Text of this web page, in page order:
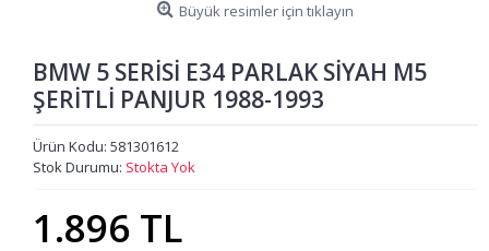
Büyük resimler için tıklayın
BMW 5 SERİSİ E34 PARLAK SİYAH M5
ŞERİTLİ PANJUR 1988-1993
Ürün Kodu: 581301612
Stok Durumu: Stokta Yok
1.896 TL